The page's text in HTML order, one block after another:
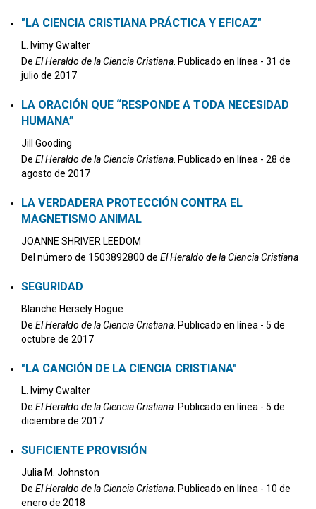
"LA CIENCIA CRISTIANA PRÁCTICA Y EFICAZ"
L. Ivimy Gwalter
De El Heraldo de la Ciencia Cristiana . Publicado en línea - 31 de
julio de 2017
LA ORACIÓN QUE “RESPONDE A TODA NECESIDAD
HUMANA”
Jill Gooding
De El Heraldo de la Ciencia Cristiana . Publicado en línea - 28 de
agosto de 2017
LA VERDADERA PROTECCIÓN CONTRA EL
MAGNETISMO ANIMAL
JOANNE SHRIVER LEEDOM
Del número de 1503892800 de El Heraldo de la Ciencia Cristiana
SEGURIDAD
Blanche Hersely Hogue
De El Heraldo de la Ciencia Cristiana . Publicado en línea - 5 de
octubre de 2017
"LA CANCIÓN DE LA CIENCIA CRISTIANA"
L. Ivimy Gwalter
De El Heraldo de la Ciencia Cristiana . Publicado en línea - 5 de
diciembre de 2017
SUFICIENTE PROVISIÓN
Julia M. Johnston
De El Heraldo de la Ciencia Cristiana . Publicado en línea - 10 de
enero de 2018